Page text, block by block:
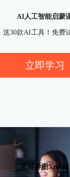
AI人工智能启蒙
送30款AI工具！免费
立即学习
思维导图Xmind